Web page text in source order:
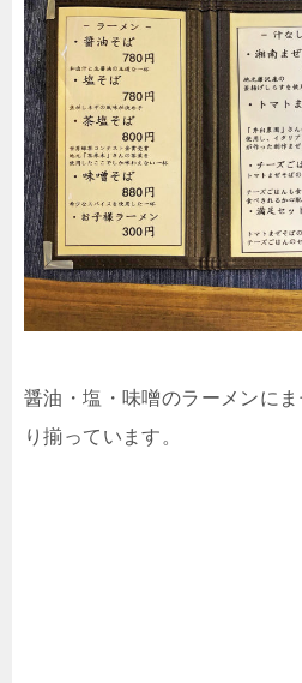
醤油・塩・味噌のラーメンに
り揃っています。